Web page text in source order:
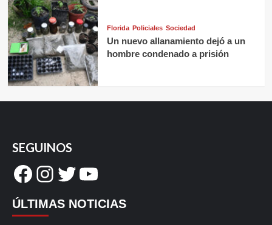
Florida Policiales Sociedad
Un nuevo allanamiento dejó a un
hombre condenado a prisión
SEGUINOS
Facebook
Instagram
Twitter
YouTube
ÚLTIMAS NOTICIAS